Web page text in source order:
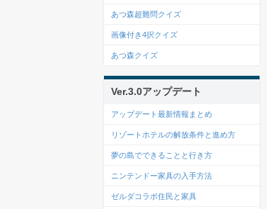
あつ森超難問クイズ
画像付き4択クイズ
あつ森クイズ
Ver.3.0アップデート
アップデート最新情報まとめ
リゾートホテルの解放条件と進め方
夢の島でできることと行き方
ニンテンドー家具の入手方法
ゼルダコラボ住民と家具